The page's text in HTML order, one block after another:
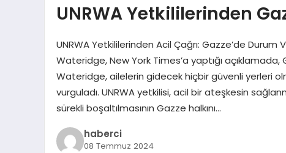
UNRWA Yetkililerinden
UNRWA Yetkililerinden Acil Çağrı: Gazze’de
Wateridge, New York Times’a yaptığı
Wateridge, ailelerin gidecek hiçbir güvenli yerleri
vurguladı. UNRWA yetkilisi, acil bir ateşkesin
sürekli boşaltılmasının Gazze halkını…
haberci
08 Temmuz 2024